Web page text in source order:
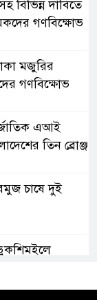
বিভিন্ন দাবিতে
গণবিক্ষোভ
মজুরির
গণবিক্ষোভ
এআই
তিন ব্রোঞ্জ
চাষে দুই